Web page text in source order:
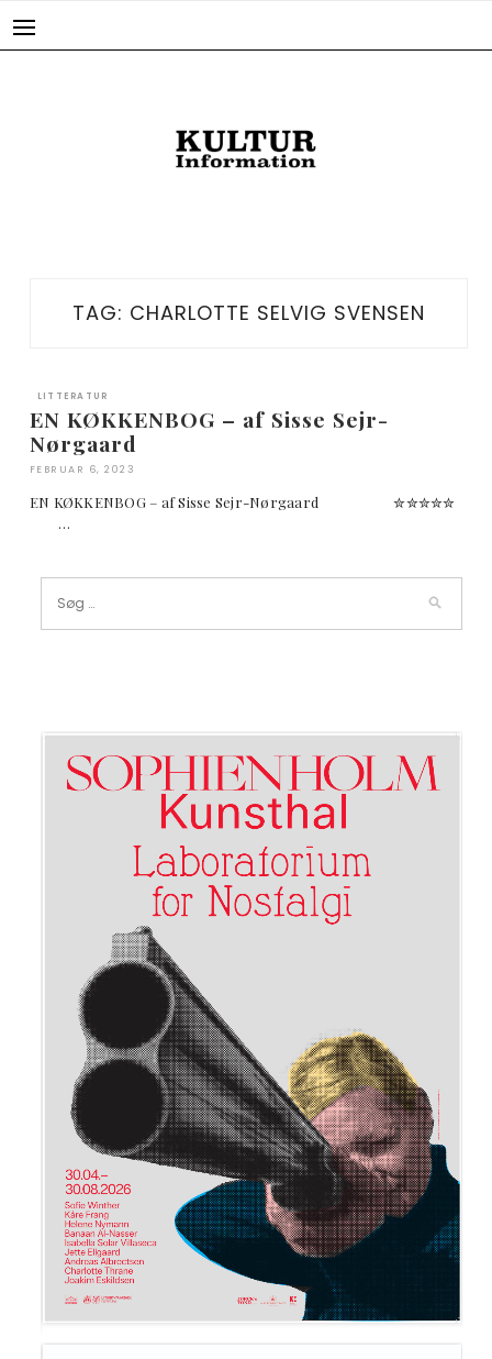
TAG: CHARLOTTE SELVIG SVENSEN
LITTERATUR
EN KØKKENBOG – af Sisse Sejr-
Nørgaard
FEBRUAR 6, 2023
EN KØKKENBOG – af Sisse Sejr-Nørgaard ✮✮✮✮✮
…